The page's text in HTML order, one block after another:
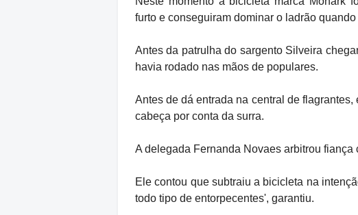
furto e conseguiram dominar o ladrão
Antes da patrulha do sargento Silveira
havia rodado nas mãos de populares.
Antes de dá entrada na central de
cabeça por conta da surra.
A delegada Fernanda Novaes arbitrou
Ele contou que subtraiu a bicicleta na
todo tipo de entorpecentes', garantiu.